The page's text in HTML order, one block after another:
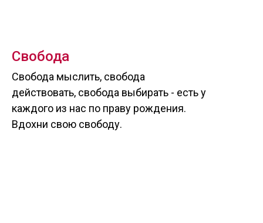
Свобода мыслить, свобода
действовать, свобода выбирать - есть у
каждого из нас по праву рождения.
Вдохни свою свободу.
Свобода